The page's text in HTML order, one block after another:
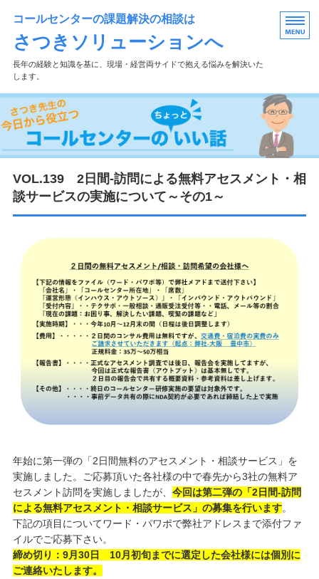
コールセンターの課題解決の相談は
さつきソリューションへ
長年の経験と知識を基に、現場・経営両サイドで抱える悩みを解決いた
します。
ホーム
過去ブログはこちら
事業概要
VOL.139 2日間-訪問による無料アセスメント・相
談サービスの実施について～その1～
年始に第一弾の「2日間無料のアセスメント・相談サービス」を
実施しました。ご応募頂いた各社様の中で春先から3社の無料ア
セスメント訪問を実施しましたが、 今回は第二弾の「2日間-訪問
による無料アセスメント・相談サービス」の募集を行います。
下記の項目についてワード・パワポで弊社アドレスまで添付ファ
イルでご応募下さい。
締め切り：9月30日 10月初旬までに選定した会社様には個別に
ご連絡いたします。